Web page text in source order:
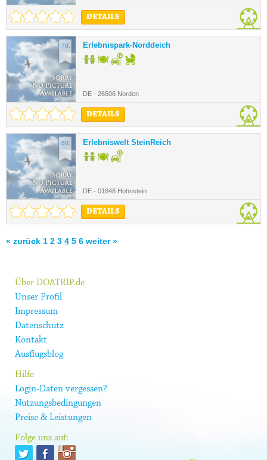
DETAILS
79. Erlebnispark-Norddeich
DE - 26506 Norden
DETAILS
80. Erlebniswelt SteinReich
DE - 01848 Hohnstein
DETAILS
« zurück 1 2 3 4 5 6 weiter »
Über DOATRIP.de
Unser Profil
Impressum
Datenschutz
Kontakt
Ausflugsblog
Hilfe
Login-Daten vergessen?
Nutzungsbedingungen
Preise & Leistungen
Folge uns auf: